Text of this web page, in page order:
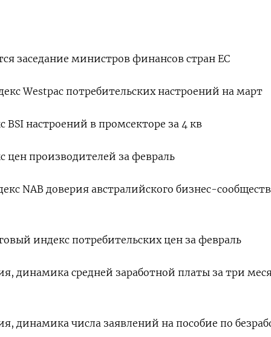
заседание министров финансов стран ЕС
Westpac потребительских настроений на март
настроений в промсекторе за 4 кв
цен производителей за февраль
NAB доверия австралийского бизнес-
индекс потребительских цен за февраль
динамика средней заработной платы за три
динамика числа заявлений на пособие по